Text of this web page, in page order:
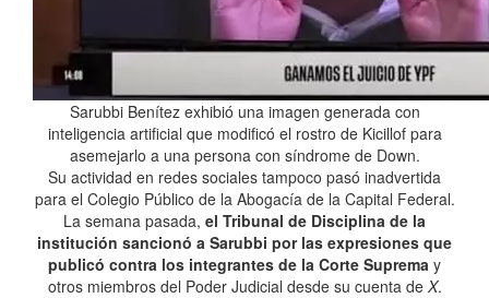
Sarubbi Benítez exhibió una imagen generada con
inteligencia artificial que modificó el rostro de Kicillof para
asemejarlo a una persona con síndrome de Down.
Su actividad en redes sociales tampoco pasó inadvertida
para el Colegio Público de la Abogacía de la Capital Federal.
La semana pasada, el Tribunal de Disciplina de la
institución sancionó a Sarubbi por las expresiones que
publicó contra los integrantes de la Corte Suprema y
otros miembros del Poder Judicial desde su cuenta de X.